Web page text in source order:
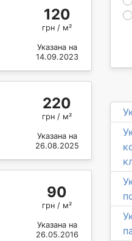
120
грн / м²
Указана на
14.09.2023
220
грн / м²
Указана на
26.08.2025
90
грн / м²
Указана на
26.05.2016